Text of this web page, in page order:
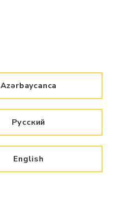
Azərbaycanca
Русский
English